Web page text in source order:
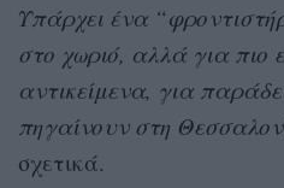
Υπάρχει ένα
στο χωριό, αλλά για πιο
αντικείμενα, για
πηγαίνουν στη
σχετικά.